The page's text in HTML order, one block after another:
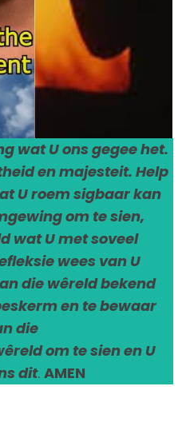
wat U ons gegee het.
en majesteit. Help
U roem sigbaar kan
om te sien,
wat U met soveel
wees van U
die wêreld bekend
en te bewaar
die
om te sien en U
dit. AMEN